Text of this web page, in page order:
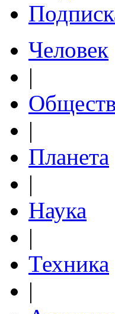
Человек
|
|
Планета
|
Наука
|
Техника
|